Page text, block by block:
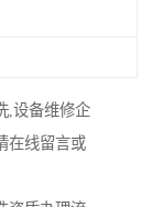
,设备维修企
在线留言或